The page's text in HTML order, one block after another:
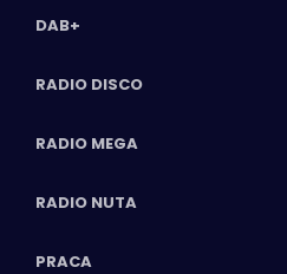
DAB+
RADIO DISCO
RADIO MEGA
RADIO NUTA
PRACA